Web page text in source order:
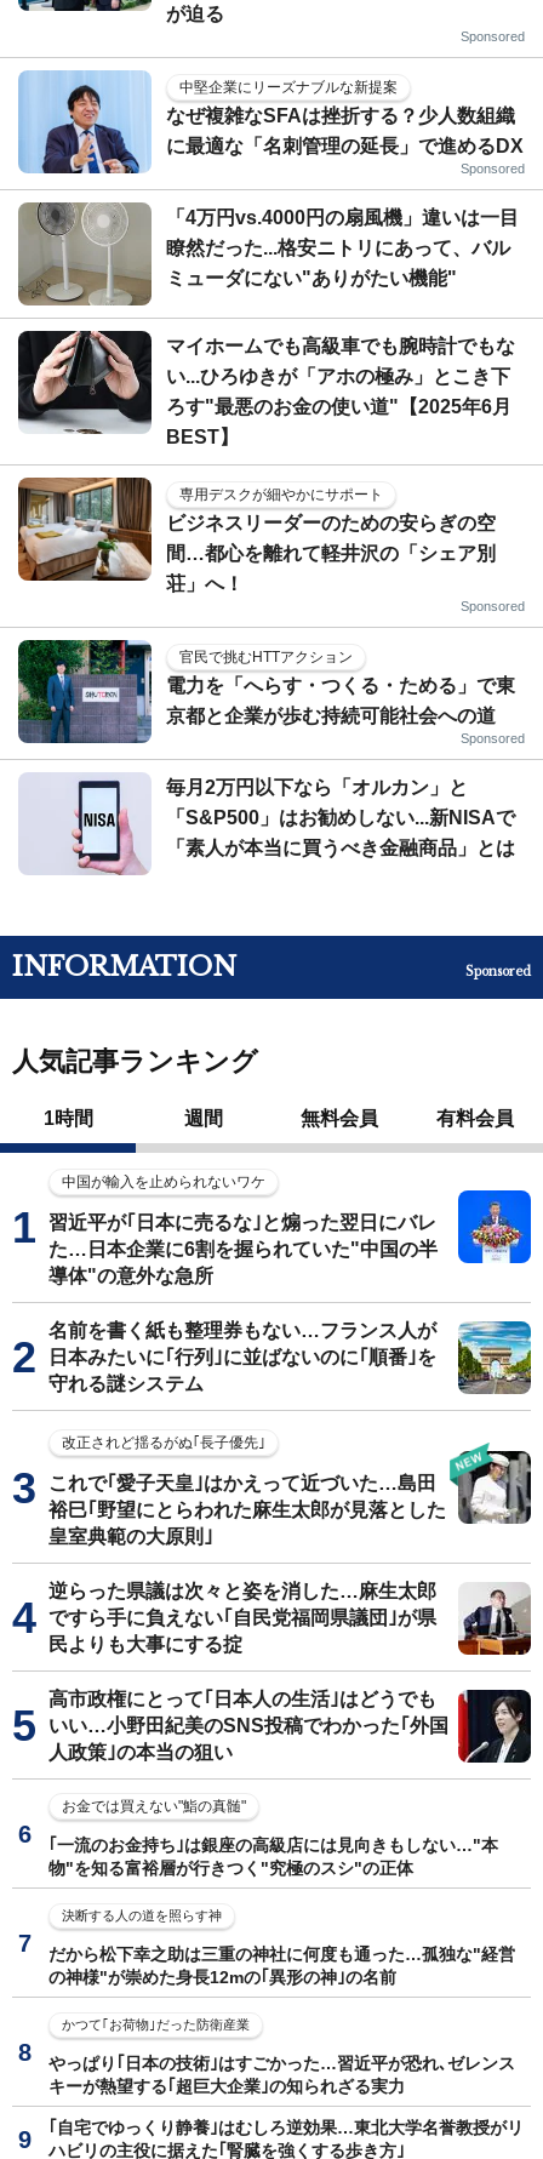
が迫る
Sponsored
中堅企業にリーズナブルな新提案
なぜ複雑なSFAは挫折する？少人数組織
に最適な「名刺管理の延長」で進めるDX
Sponsored
「4万円vs.4000円の扇風機」違いは一目
瞭然だった...格安ニトリにあって、バル
ミューダにない"ありがたい機能"
マイホームでも高級車でも腕時計でもな
い...ひろゆきが「アホの極み」とこき下
ろす"最悪のお金の使い道"【2025年6月
BEST】
専用デスクが細やかにサポート
ビジネスリーダーのための安らぎの空
間…都心を離れて軽井沢の「シェア別
荘」へ！
Sponsored
官民で挑むHTTアクション
電力を「へらす・つくる・ためる」で東
京都と企業が歩む持続可能社会への道
Sponsored
毎月2万円以下なら「オルカン」と
「S&P500」はお勧めしない...新NISAで
「素人が本当に買うべき金融商品」とは
INFORMATION Sponsored
人気記事ランキング
1時間 週間 無料会員 有料会員
中国が輸入を止められないワケ
習近平が｢日本に売るな｣と煽った翌日にバレ
た…日本企業に6割を握られていた"中国の半
導体"の意外な急所
名前を書く紙も整理券もない…フランス人が
日本みたいに｢行列｣に並ばないのに｢順番｣を
守れる謎システム
改正されど揺るがぬ｢長子優先｣
これで｢愛子天皇｣はかえって近づいた…島田
裕巳｢野望にとらわれた麻生太郎が見落とした
皇室典範の大原則｣
逆らった県議は次々と姿を消した…麻生太郎
ですら手に負えない｢自民党福岡県議団｣が県
民よりも大事にする掟
高市政権にとって｢日本人の生活｣はどうでも
いい…小野田紀美のSNS投稿でわかった｢外国
人政策｣の本当の狙い
お金では買えない"鮨の真髄"
｢一流のお金持ち｣は銀座の高級店には見向きもしない…"本
物"を知る富裕層が行きつく"究極のスシ"の正体
決断する人の道を照らす神
だから松下幸之助は三重の神社に何度も通った…孤独な"経営
の神様"が崇めた身長12mの｢異形の神｣の名前
かつて｢お荷物｣だった防衛産業
やっぱり｢日本の技術｣はすごかった…習近平が恐れ､ゼレンス
キーが熱望する｢超巨大企業｣の知られざる実力
｢自宅でゆっくり静養｣はむしろ逆効果…東北大学名誉教授がリ
ハビリの主役に据えた｢腎臓を強くする歩き方｣